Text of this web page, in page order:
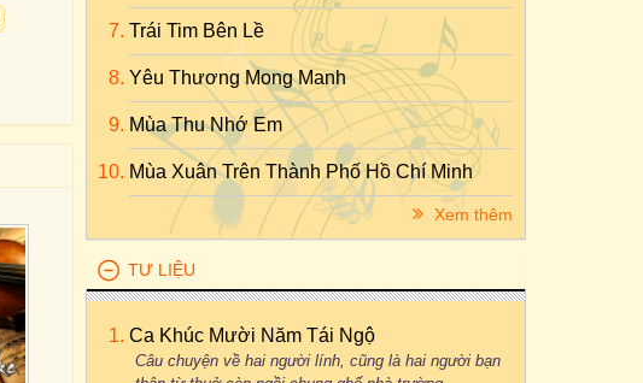
Trái Tim Bên Lề
Yêu Thương Mong Manh
Mùa Thu Nhớ Em
Mùa Xuân Trên Thành Phố Hồ Chí Minh
Xem thêm
TƯ LIỆU
Ca Khúc Mười Năm Tái Ngộ
Câu chuyện về hai người lính, cũng là hai người bạn